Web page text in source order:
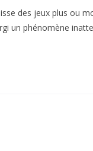
des jeux plus ou
un phénomène